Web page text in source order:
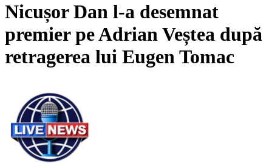
Nicușor Dan l-a desemnat
premier pe Adrian Veștea după
retragerea lui Eugen Tomac